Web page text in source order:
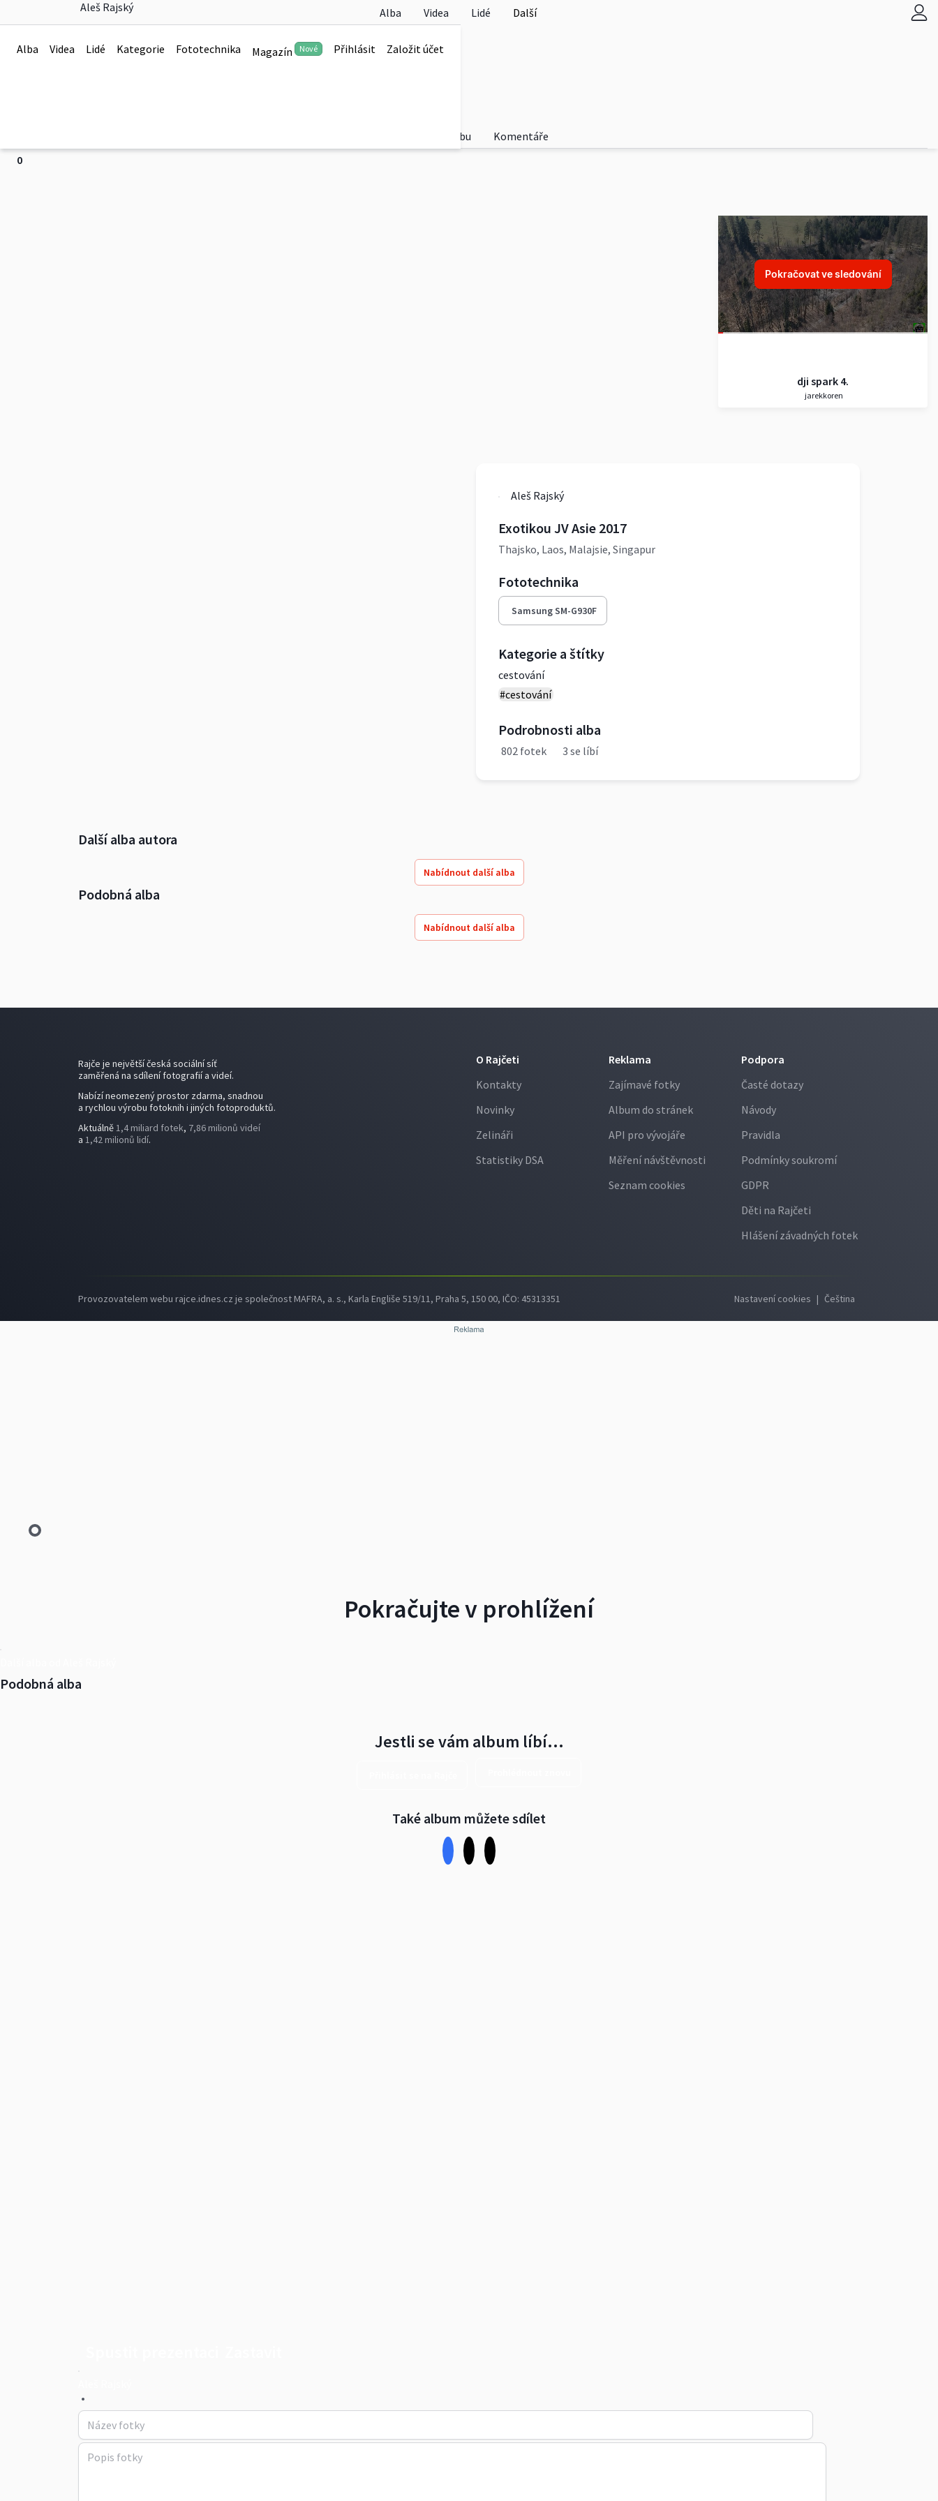
Alba Videa Lidé Další
Alba Videa Lidé Kategorie Fototechnika Magazín Nové Přihlásit Založit účet
Aleš Rajský
Exotikou JV Asie 2017
O albu
Komentáře
0
Pokračovat ve sledování
dji spark 4.
jarekkoren
Aleš Rajský
Exotikou JV Asie 2017
Thajsko, Laos, Malajsie, Singapur
Fototechnika
Samsung SM-G930F
Kategorie a štítky
cestování
#cestování
Podrobnosti alba
802 fotek 3 se líbí
Další alba autora
Nabídnout další alba
Podobná alba
Nabídnout další alba
Rajče je největší česká sociální síť
zaměřená na sdílení fotografií a videí.
Nabízí neomezený prostor zdarma, snadnou
a rychlou výrobu fotoknih i jiných fotoproduktů.
Aktuálně1,4 miliard fotek, 7,86 milionů videí
a 1,42 milionů lidí.
O Rajčeti
Kontakty
Novinky
Zelináři
Statistiky DSA
Reklama
Zajímavé fotky
Album do stránek
API pro vývojáře
Měření návštěvnosti
Seznam cookies
Podpora
Časté dotazy
Návody
Pravidla
Podmínky soukromí
GDPR
Děti na Rajčeti
Hlášení závadných fotek
Provozovatelem webu rajce.idnes.cz je společnost MAFRA, a. s., Karla Engliše 519/11, Praha 5, 150 00, IČO: 45313351 Nastavení cookies | Čeština
Pokračujte v prohlížení
Podobná alba
Jestli se vám album líbí…
Také album můžete sdílet
•